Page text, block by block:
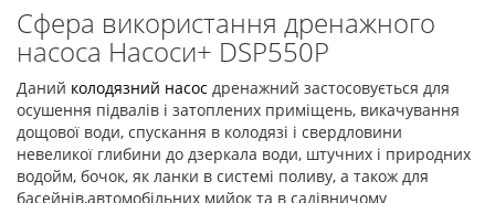
Сфера використання дренажного
насоса Насоси+ DSP550P
Даний колодязний насос дренажний застосовується для
осушення підвалів і затоплених приміщень, викачування
дощової води, спускання в колодязі і свердловини
невеликої глибини до дзеркала води, штучних і природних
водойм, бочок, як ланки в системі поливу, а також для
басейнів,автомобільних мийок та в садівничому